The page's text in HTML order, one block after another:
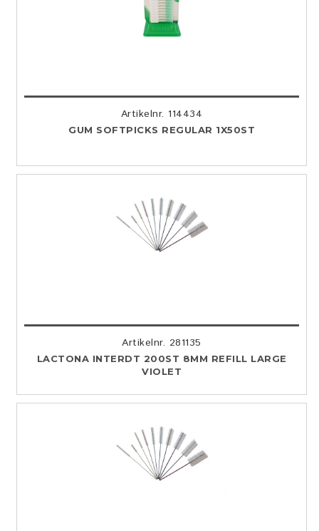
Artikelnr. 114434
GUM SOFTPICKS REGULAR 1X50ST
Artikelnr. 281135
LACTONA INTERDT 200ST 8MM REFILL LARGE
VIOLET